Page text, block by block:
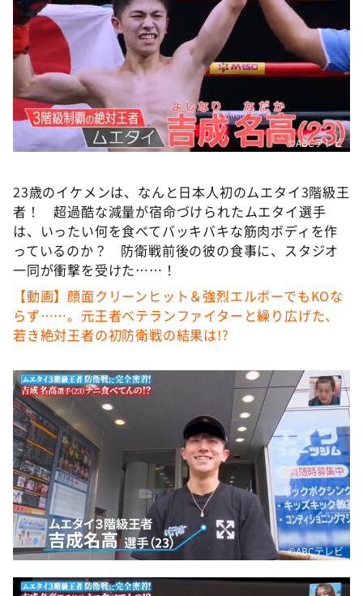
news おかえり
河合＆A.B.C-Z塚田×福井アナ「なんでやねん！？」
（news おかえり）
DAIGOも台所 ～きょうの献立 何にする？～
本日はダイアンなり！シーズン２
朝だ！生です旅サラダ
ＬＩＦＥ～夢のカタチ～
新婚さんいらっしゃい！
ポツンと一軒家
ザキ山小屋本館
ぺこぱのまるスポ
アナ回覧板
©ABCテレビ
23歳のイケメンは、なんと日本人初のムエタイ3階級王
者！ 超過酷な減量が宿命づけられたムエタイ選手
は、いったい何を食べてバッキバキな筋肉ボディを作
っているのか？ 防衛戦前後の彼の食事に、スタジオ
一同が衝撃を受けた……！
【動画】顔面クリーンヒット＆強烈エルボーでもKOな
らず……。元王者ベテランファイターと繰り広げた、
若き絶対王者の初防衛戦の結果は!?
©ABCテレビ